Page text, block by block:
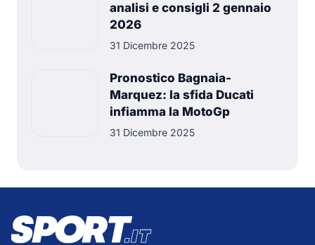
analisi e consigli 2 gennaio
2026
31 Dicembre 2025
Pronostico Bagnaia-
Marquez: la sfida Ducati
infiamma la MotoGp
31 Dicembre 2025